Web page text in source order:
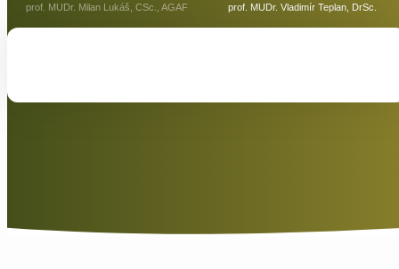
prof. MUDr. Milan Lukáš, CSc., AGAF
prof. MUDr. Vladimír Teplan, DrSc.